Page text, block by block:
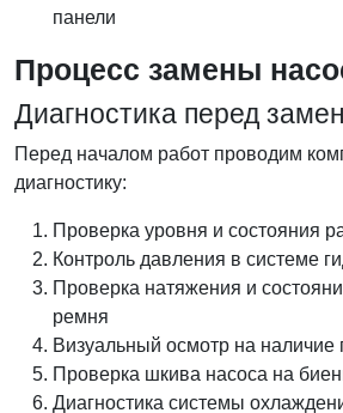
панели
Процесс замены
Диагностика перед
Перед началом работ проводим
диагностику:
Проверка уровня и состояния
Контроль давления в системе
Проверка натяжения и
ремня
Визуальный осмотр на наличие
Проверка шкива насоса на
Диагностика системы